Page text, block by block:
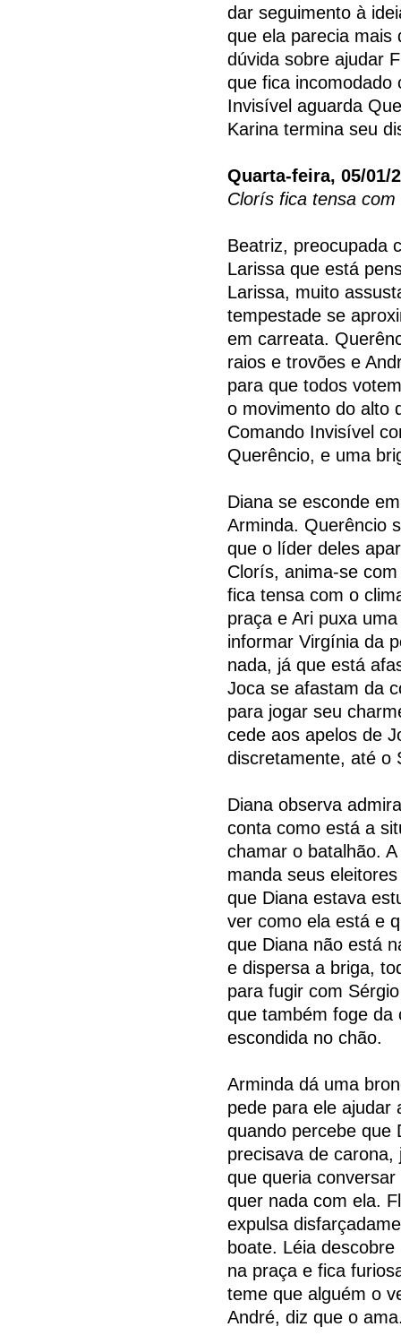
dar seguimento à
que ela parecia mais
dúvida sobre ajudar
que fica incomodado
Invisível aguarda
Karina termina seu
Quarta-feira, 05/01/
Clorís fica tensa
Beatriz, preocupada
Larissa que está
Larissa, muito
tempestade se
em carreata.
raios e trovões e
para que todos
o movimento do alto
Comando Invisível
Querêncio, e uma
Diana se esconde
Arminda. Querêncio
que o líder deles
Clorís, anima-se
fica tensa com o
praça e Ari puxa
informar Virgínia da
nada, já que está
Joca se afastam da
para jogar seu
cede aos apelos de
discretamente, até o
Diana observa
conta como está a
chamar o batalhão.
manda seus
que Diana estava
ver como ela está e
que Diana não está
e dispersa a briga,
para fugir com
que também foge da
escondida no chão.
Arminda dá uma
pede para ele ajudar
quando percebe que
precisava de
que queria
quer nada com ela.
expulsa
boate. Léia
na praça e fica
teme que alguém o
André, diz que o